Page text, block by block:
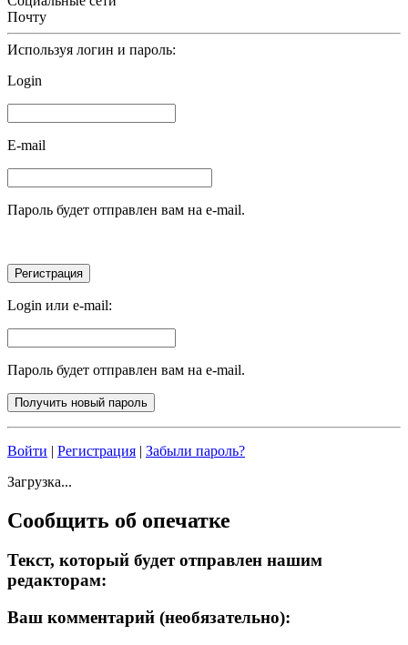
Почту
Используя логин и пароль:
Login
E-mail
Пароль будет отправлен вам на e-mail.
Login или e-mail:
Пароль будет отправлен вам на e-mail.
Войти | Регистрация | Забыли пароль?
Загрузка...
Сообщить об опечатке
Текст, который будет отправлен нашим
редакторам:
Ваш комментарий (необязательно):